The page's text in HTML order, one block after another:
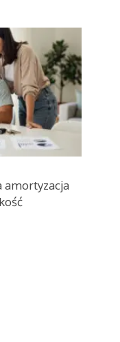
amortyzacja